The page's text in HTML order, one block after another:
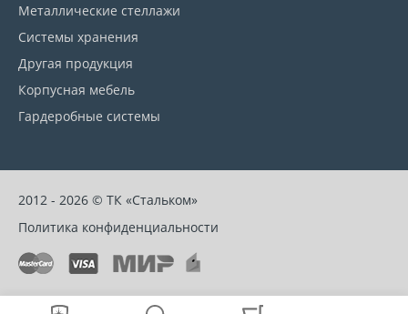
Металлические стеллажи
Системы хранения
Другая продукция
Корпусная мебель
Гардеробные системы
2012 - 2026 © ТК «Стальком»
Политика конфиденциальности